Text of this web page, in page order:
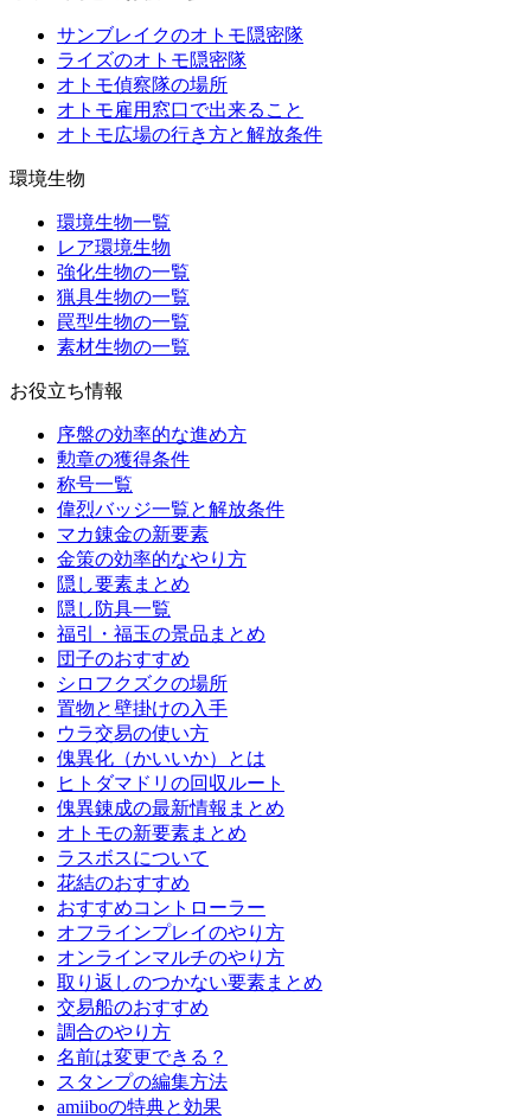
サンブレイクのオトモ隠密隊
ライズのオトモ隠密隊
オトモ偵察隊の場所
オトモ雇用窓口で出来ること
オトモ広場の行き方と解放条件
環境生物
環境生物一覧
レア環境生物
強化生物の一覧
猟具生物の一覧
罠型生物の一覧
素材生物の一覧
お役立ち情報
序盤の効率的な進め方
勲章の獲得条件
称号一覧
偉烈バッジ一覧と解放条件
マカ錬金の新要素
金策の効率的なやり方
隠し要素まとめ
隠し防具一覧
福引・福玉の景品まとめ
団子のおすすめ
シロフクズクの場所
置物と壁掛けの入手
ウラ交易の使い方
傀異化（かいいか）とは
ヒトダマドリの回収ルート
傀異錬成の最新情報まとめ
オトモの新要素まとめ
ラスボスについて
花結のおすすめ
おすすめコントローラー
オフラインプレイのやり方
オンラインマルチのやり方
取り返しのつかない要素まとめ
交易船のおすすめ
調合のやり方
名前は変更できる？
スタンプの編集方法
amiiboの特典と効果